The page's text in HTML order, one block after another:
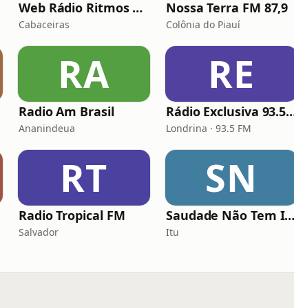
Web Rádio Ritmos Brasil
Cabaceiras
Nossa Terra FM 87,9
Colônia do Piauí
RA
Radio Am Brasil
Ananindeua
RE
Rádio
Londrina · 93.5 FM
RT
Radio Tropical FM
Salvador
SN
Saudade Não Tem Idade
Itu